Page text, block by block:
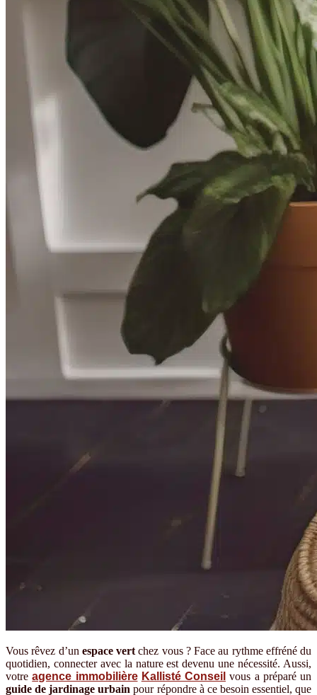
Vous rêvez d’un espace vert chez vous ? Face au rythme effréné du
quotidien, connecter avec la nature est devenu une nécessité. Aussi,
votreagence immobilière Kallisté Conseil vous a préparé un
guide de jardinage urbain pour répondre à ce besoin essentiel, que